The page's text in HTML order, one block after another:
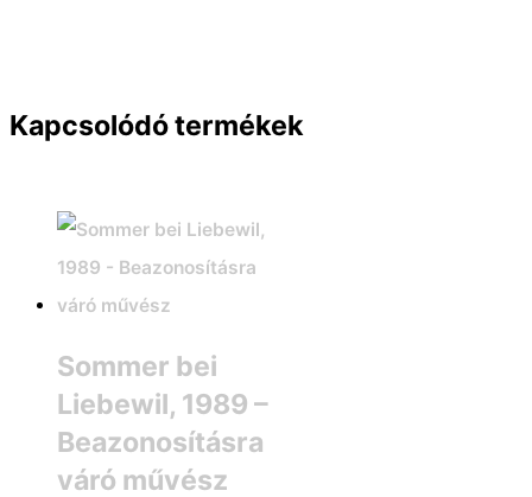
Kapcsolódó termékek
Sommer bei
Liebewil, 1989 –
Beazonosításra
váró művész